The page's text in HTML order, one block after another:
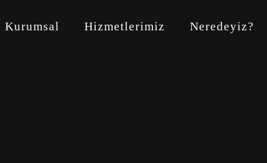
Kurumsal Hizmetlerimiz Neredeyiz?